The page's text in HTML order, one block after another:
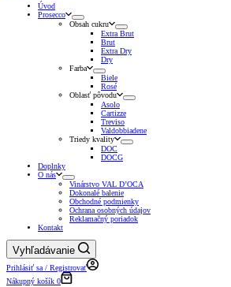
Úvod
Prosecco
Obsah cukru
Extra Brut
Brut
Extra Dry
Dry
Farba
Biele
Rosé
Oblasť pôvodu
Asolo
Cartizze
Treviso
Valdobbiadene
Triedy kvality
DOC
DOCG
Doplnky
O nás
Vinárstvo VAL D’OCA
Dokonalé balenie
Obchodné podmienky
Ochrana osobných údajov
Reklamačný poriadok
Kontakt
Vyhľadávanie
Prihlásiť sa / Registrovať
Nákupný košík 0